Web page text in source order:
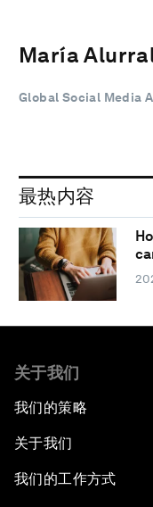
María
Global Social Media
最热内容
关于我们
我们的策略
关于我们
我们的工作方式